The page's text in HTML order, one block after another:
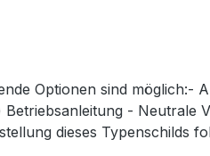
Optionen sind möglich:-
- Neutrale
dieses Typenschilds